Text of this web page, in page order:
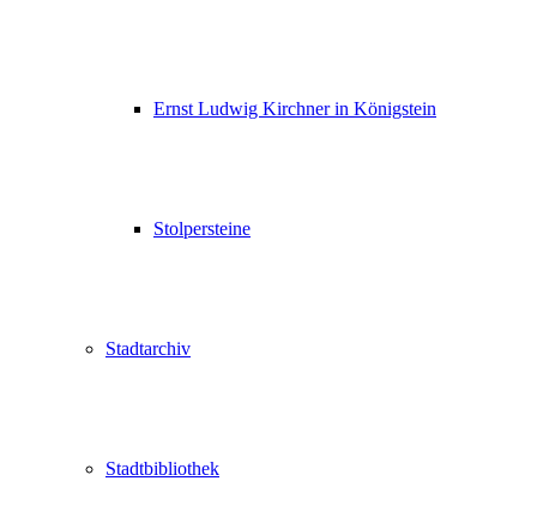
Ernst Ludwig Kirchner in Königstein
Stolpersteine
Stadtarchiv
Stadtbibliothek